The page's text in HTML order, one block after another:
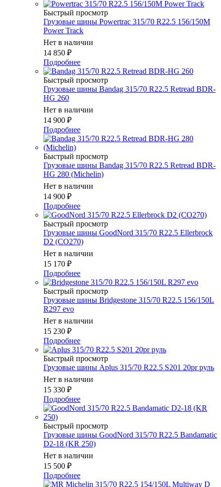
Быстрый просмотр
Грузовые шины Powertrac 315/70 R22.5 156/150M
Power Track
Нет в наличии
14 850 ₽
Подробнее
Быстрый просмотр
Грузовые шины Bandag 315/70 R22.5 Retread BDR-
HG 260
Нет в наличии
14 900 ₽
Подробнее
Быстрый просмотр
Грузовые шины Bandag 315/70 R22.5 Retread BDR-
HG 280 (Michelin)
Нет в наличии
14 900 ₽
Подробнее
Быстрый просмотр
Грузовые шины GoodNord 315/70 R22.5 Ellerbrock
D2 (CO270)
Нет в наличии
15 170 ₽
Подробнее
Быстрый просмотр
Грузовые шины Bridgestone 315/70 R22.5 156/150L
R297 evo
Нет в наличии
15 230 ₽
Подробнее
Быстрый просмотр
Грузовые шины Aplus 315/70 R22.5 S201 20pr руль
Нет в наличии
15 330 ₽
Подробнее
Быстрый просмотр
Грузовые шины GoodNord 315/70 R22.5 Bandamatic
D2-18 (KR 250)
Нет в наличии
15 500 ₽
Подробнее